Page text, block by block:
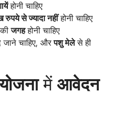
होनी चाहिए
रुपये से ज्यादा नहींहोनी चाहिए
जगहहोनी चाहिए
जाने चाहिए, औरपशु मेलेसे ही
में आवेदन